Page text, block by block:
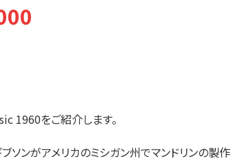
1960をご紹介します。
ソンがアメリカのミシガン州でマンドリンの製作